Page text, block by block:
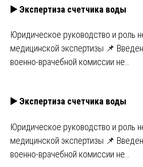
▶️ Экспертиза счетчика воды
Юридическое руководство и роль
медицинской экспертизы 📌
военно-врачебной комиссии не…
▶️ Экспертиза счетчика воды
Юридическое руководство и роль
медицинской экспертизы 📌
военно-врачебной комиссии не…